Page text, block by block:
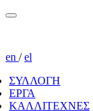
en /el
ΣΥΛΛΟΓΗ
ΕΡΓΑ
ΚΑΛΛΙΤΕΧΝΕΣ